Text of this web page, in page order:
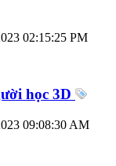
02:15:25 PM
học 3D
09:08:30 AM